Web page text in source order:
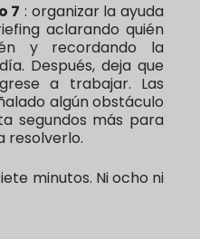
7 : organizar la ayuda
aclarando quién
y recordando la
Después, deja que
a trabajar. Las
algún obstáculo
segundos más para
resolverlo.
minutos. Ni ocho ni